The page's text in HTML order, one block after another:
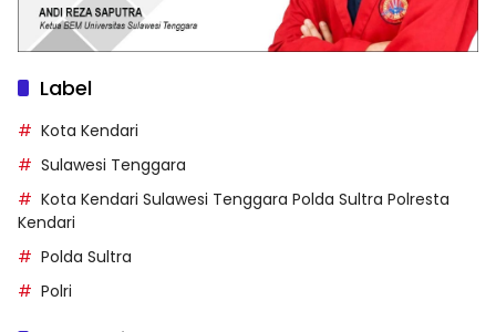
Label
Kota Kendari
Sulawesi Tenggara
Kota Kendari Sulawesi Tenggara Polda Sultra Polresta
Kendari
Polda Sultra
Polri